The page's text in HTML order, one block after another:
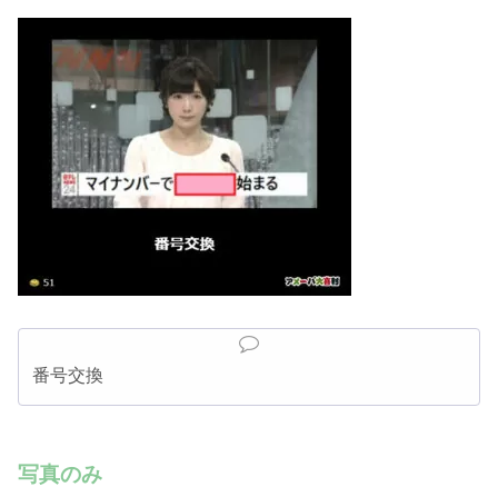
番号交換
写真のみ